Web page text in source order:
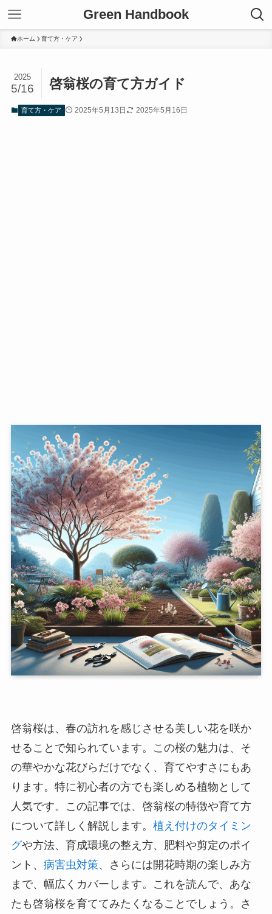
Green Handbook
ホーム 育て方・ケア
啓翁桜の育て方ガイド
2025
5/16
育て方・ケア 2025年5月13日 2025年5月16日
啓翁桜は、春の訪れを感じさせる美しい花を咲か
せることで知られています。この桜の魅力は、そ
の華やかな花びらだけでなく、育てやすさにもあ
ります。特に初心者の方でも楽しめる植物として
人気です。この記事では、啓翁桜の特徴や育て方
について詳しく解説します。 植え付けのタイミン
グや方法、育成環境の整え方、肥料や剪定のポイ
ント、 病害虫対策、さらには開花時期の楽しみ方
まで、幅広くカバーします。これを読んで、あな
たも啓翁桜を育ててみたくなることでしょう。さ